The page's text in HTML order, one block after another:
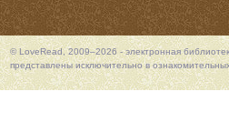
© LoveRead, 2009–2026 - электронная
представлены исключительно в